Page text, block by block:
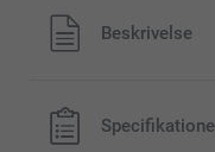
Alle priser inklusive
Beskrivelse